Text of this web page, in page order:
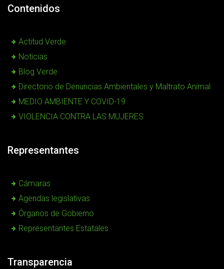
Contenidos
Actitud Verde
Noticias
Blog Verde
Directorio de Denuncias Ambientales y Maltrato Animal
MEDIO AMBIENTE Y COVID-19
VIOLENCIA CONTRA LAS MUJERES
Representantes
Cámaras
Agendas legislativas
Órganos de Gobierno
Representantes Estatales
Transparencia